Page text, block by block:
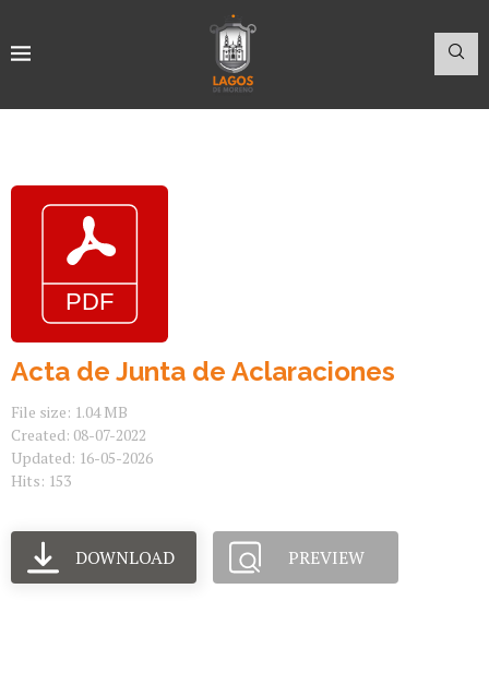
Acta de Junta de Aclaraciones
File size: 1.04 MB
Created: 08-07-2022
Updated: 16-05-2026
Hits: 153
DOWNLOAD PREVIEW